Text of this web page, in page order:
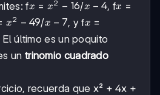
fx
x = x²
-
16
x2 − 16/x
-
4
x − 4, fx
x =
x²
-
49
x2 − 49/x
-
7
x − 7, y fx
x =
El último es un poquito
un trinomio cuadrado
recuerda que x² + 4x +